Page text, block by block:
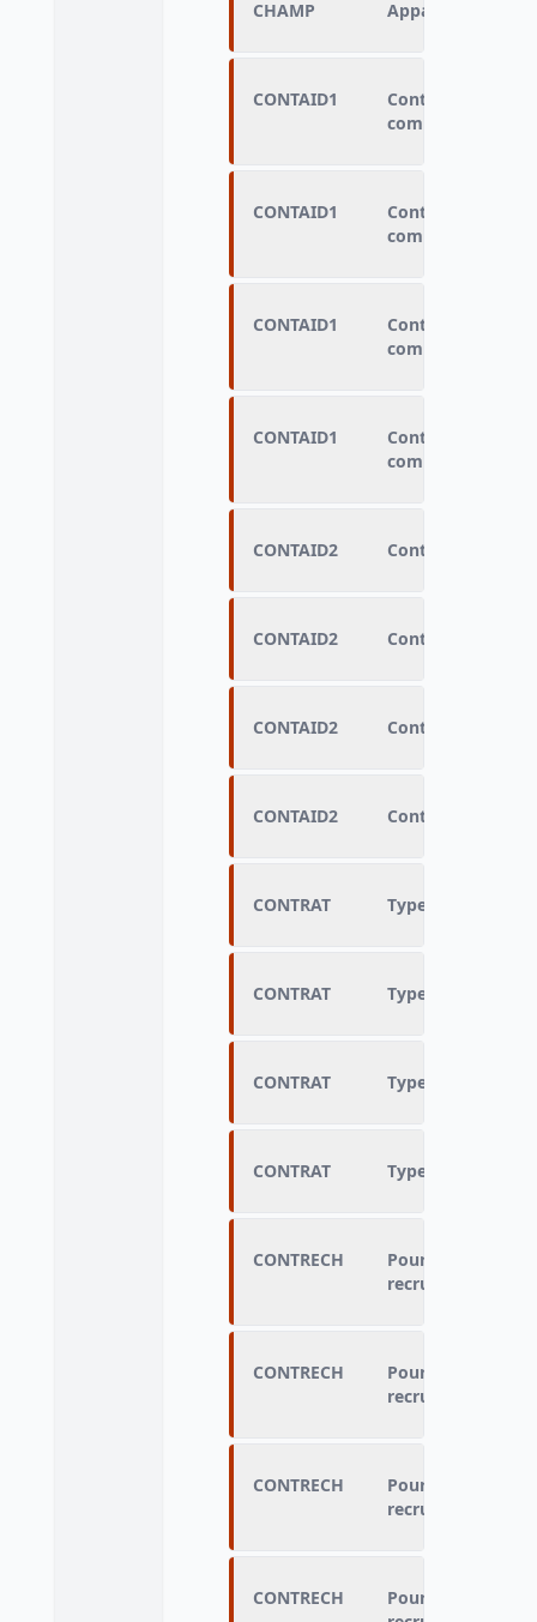
CHAMP Appartenance ou
CONTAID1
Contrat Aidé ou
compétences
CONTAID1
Contrat Aidé ou
compétences
CONTAID1
Contrat Aidé ou
compétences
CONTAID1
Contrat Aidé ou
compétences
CONTAID2 Contrat aidé
CONTAID2 Contrat aidé
CONTAID2 Contrat aidé
CONTAID2 Contrat aidé
CONTRAT Type d'emploi
CONTRAT Type d'emploi
CONTRAT Type d'emploi
CONTRAT Type d'emploi
CONTRECH
Poursuite de la
recrutement
CONTRECH
Poursuite de la
recrutement
CONTRECH
Poursuite de la
recrutement
CONTRECH
Poursuite de la